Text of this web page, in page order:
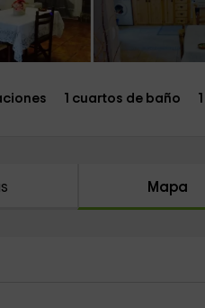
1 cuartos de baño
Mapa